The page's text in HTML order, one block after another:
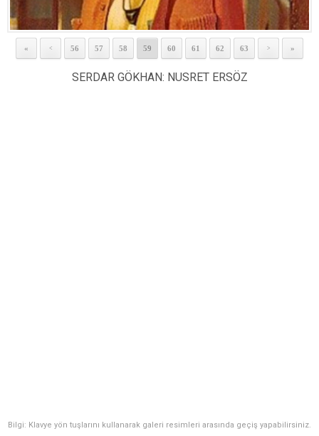
« < 56 57 58 59 60 61 62 63 > »
SERDAR GÖKHAN: NUSRET ERSÖZ
Bilgi: Klavye yön tuşlarını kullanarak galeri resimleri arasında geçiş yapabilirsiniz.